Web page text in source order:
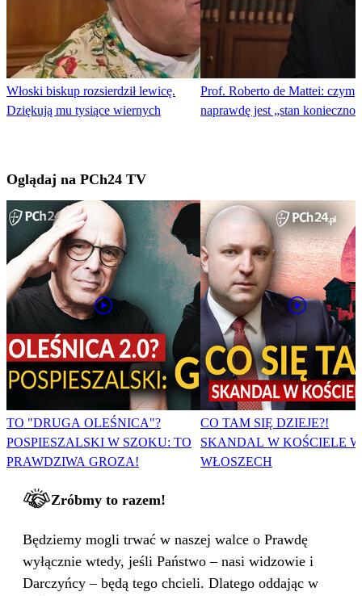
Włoski biskup rozsierdził lewicę.
Dziękują mu tysiące wiernych
Prof. Roberto de Mattei: czym
naprawdę jest „stan
Oglądaj na PCh24 TV
TO "DRUGA OLEŚNICA"?
POSPIESZALSKI W SZOKU: TO
PRAWDZIWA GROZA!
CO TAM SIĘ DZIEJE?!
SKANDAL W KOŚCIELE
WŁOSZECH
Zróbmy to razem!
Będziemy mogli trwać w naszej walce o Prawdę
wyłącznie wtedy, jeśli Państwo – nasi widzowie i
Darczyńcy – będą tego chcieli. Dlatego oddając w